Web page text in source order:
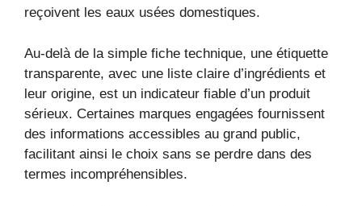
reçoivent les eaux usées domestiques.
Au-delà de la simple fiche technique, une étiquette
transparente, avec une liste claire d’ingrédients et
leur origine, est un indicateur fiable d’un produit
sérieux. Certaines marques engagées fournissent
des informations accessibles au grand public,
facilitant ainsi le choix sans se perdre dans des
termes incompréhensibles.